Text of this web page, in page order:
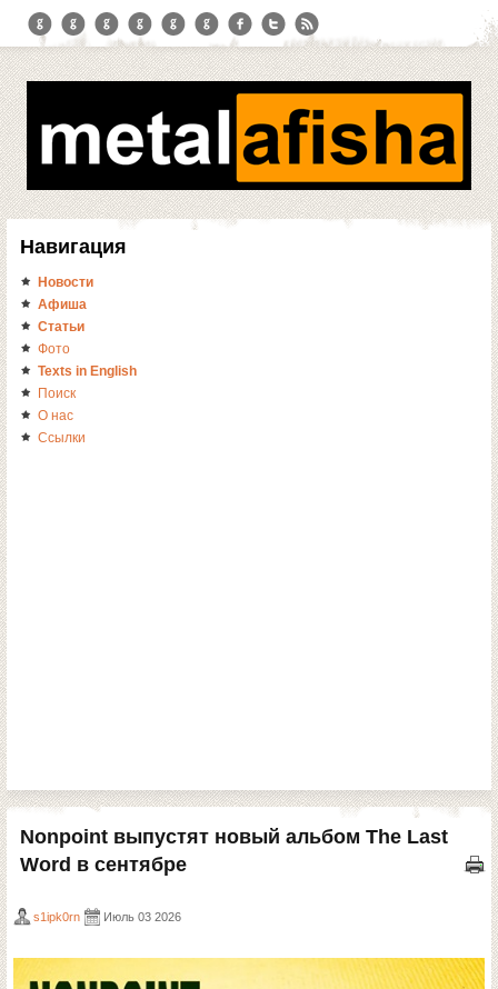
Навигация
Новости
Афиша
Статьи
Фото
Texts in English
Поиск
О нас
Ссылки
Nonpoint выпустят новый альбом The Last
Word в сентябре
s1ipk0rn Июль 03 2026